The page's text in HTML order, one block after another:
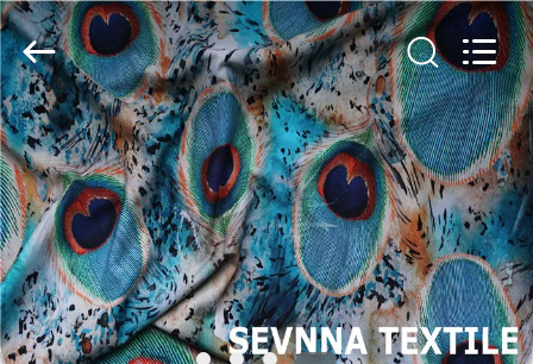
বাড়ি
পণ্য
VR
প্রদর্শন
2026
SEVNNA
TEXTILE.
All
Rights
Reserved.